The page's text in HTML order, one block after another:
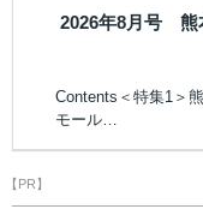
2026年8月号 熊
Contents＜特集1＞
モール…
【PR】